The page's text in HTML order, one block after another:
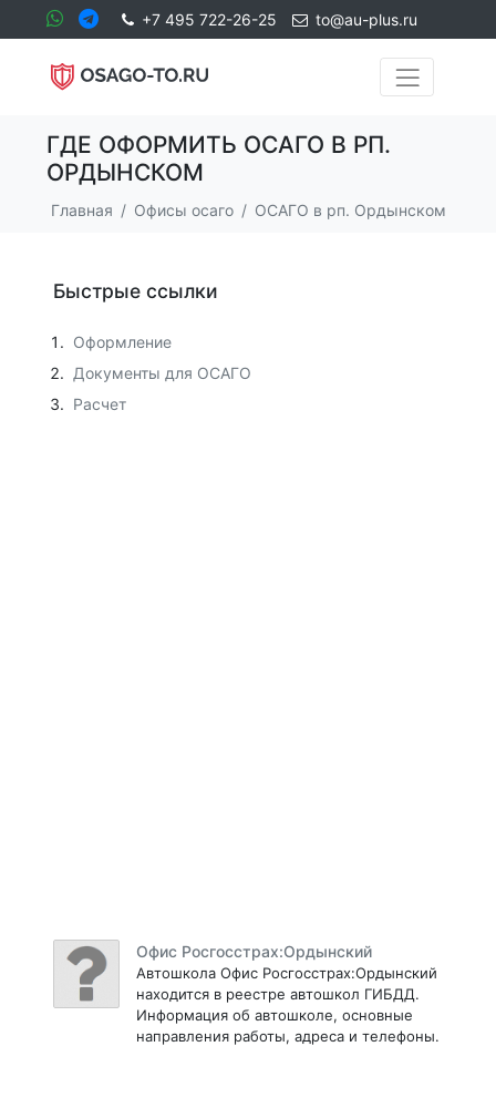
+7 495 722-26-25 to@au-plus.ru
ГДЕ ОФОРМИТЬ ОСАГО В РП.
ОРДЫНСКОМ
Главная Офисы осаго ОСАГО в рп. Ордынском
Быстрые ссылки
Оформление
Документы для ОСАГО
Расчет
Офис Росгосстрах:Ордынский
Автошкола Офис Росгосстрах:Ордынский
находится в реестре автошкол ГИБДД.
Информация об автошколе, основные
направления работы, адреса и телефоны.